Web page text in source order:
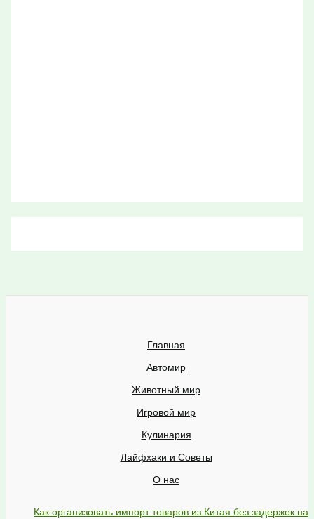
Главная
Автомир
Животный мир
Игровой мир
Кулинария
Лайфхаки и Советы
О нас
Как организовать импорт товаров из Китая без задержек на